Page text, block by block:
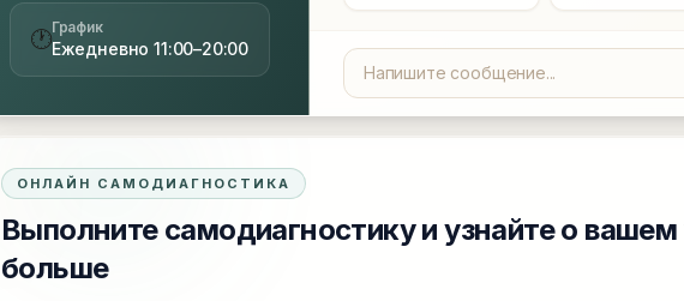
🕐График
Ежедневно 11:00–20:00
ОНЛАЙН САМОДИАГНОСТИКА
Выполните самодиагностику и узнайте о вашем
больше